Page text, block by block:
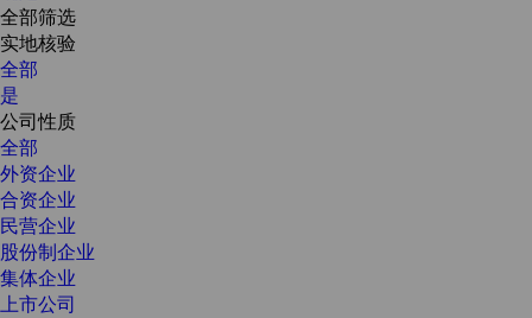
全部筛选
实地核验
全部
是
公司性质
全部
外资企业
合资企业
民营企业
股份制企业
集体企业
上市公司